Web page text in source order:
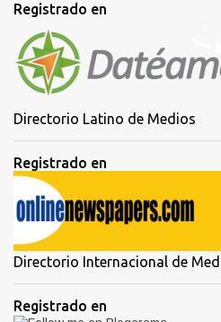
Registrado en
Directorio Latino de Medios
Registrado en
Directorio Internacional de
Registrado en